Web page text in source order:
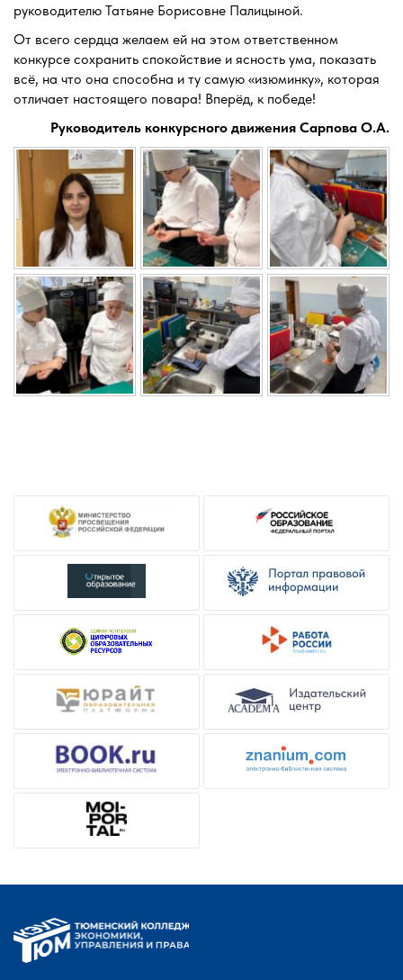
руководителю Татьяне Борисовне Палицыной.
От всего сердца желаем ей на этом ответственном
конкурсе сохранить спокойствие и ясность ума, показать
всё, на что она способна и ту самую «изюминку», которая
отличает настоящего повара! Вперёд, к победе!
Руководитель конкурсного движения Сарпова О.А.